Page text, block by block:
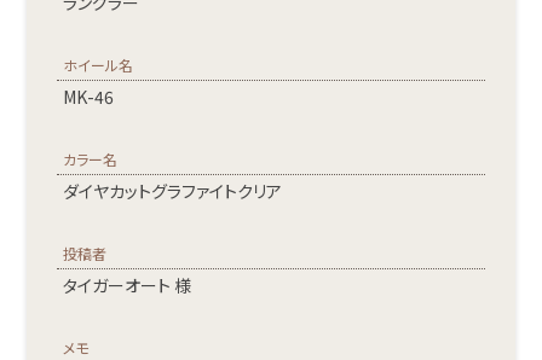
ホイール名
MK-46
カラー名
ダイヤカットグラファイトクリア
投稿者
タイガーオート 様
メモ